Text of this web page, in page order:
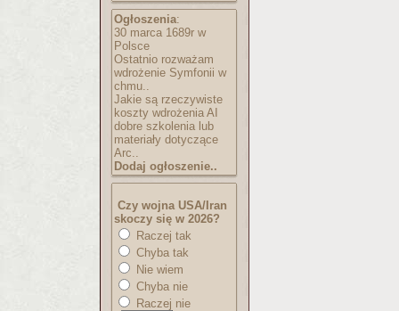
Ogłoszenia:
30 marca 1689r w
Polsce
Ostatnio rozważam
wdrożenie Symfonii w
chmu..
Jakie są rzeczywiste
koszty wdrożenia AI
dobre szkolenia lub
materiały dotyczące
Arc..
Dodaj ogłoszenie..
Czy wojna USA/Iran
skoczy się w 2026?
Raczej tak
Chyba tak
Nie wiem
Chyba nie
Raczej nie